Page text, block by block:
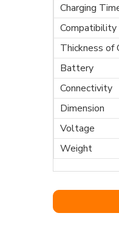
Charging
Compatibility
Thickness of
Battery
Connectivity
Dimension
Voltage
Weight